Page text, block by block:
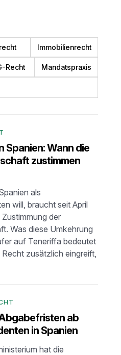
Immobilienrecht
Recht Mandatspraxis
Spanien: Wann die
zustimmen
als
will, braucht seit April
der
Was diese Umkehrung
auf Teneriffa bedeutet
zusätzlich eingreift,
ab
in Spanien
hat die